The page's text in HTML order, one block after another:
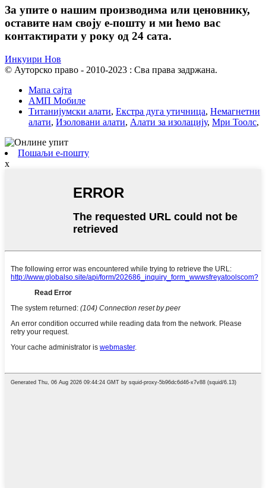
За упите о нашим производима или ценовнику,
оставите нам своју е-пошту и ми ћемо вас
контактирати у року од 24 сата.
Инкуири Нов
© Ауторско право - 2010-2023 : Сва права задржана.
Мапа сајта
АМП Мобиле
Титанијумски алати, Екстра дуга утичница, Немагнетни
алати, Изоловани алати, Алати за изолацију, Мри Тоолс,
Пошаљи е-пошту
x